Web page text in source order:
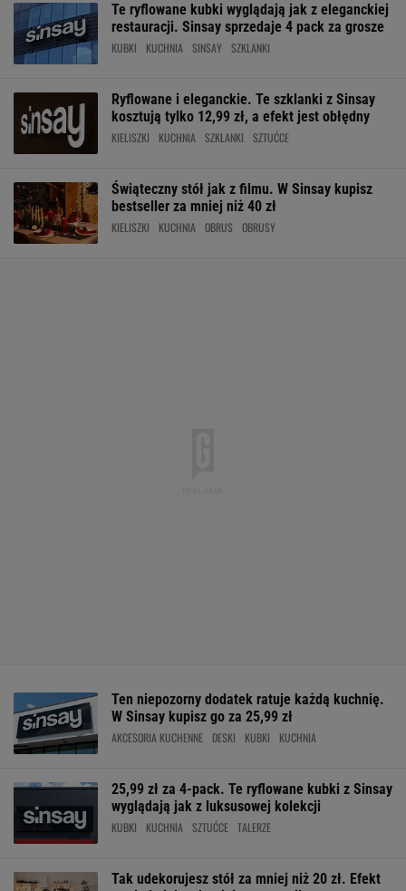
Te ryflowane kubki wyglądają jak z eleganckiej
restauracji. Sinsay sprzedaje 4 pack za grosze
KUBKI KUCHNIA SINSAY SZKLANKI
Ryflowane i eleganckie. Te szklanki z Sinsay
kosztują tylko 12,99 zł, a efekt jest obłędny
KIELISZKI KUCHNIA SZKLANKI SZTUĆCE
Świąteczny stół jak z filmu. W Sinsay kupisz
bestseller za mniej niż 40 zł
KIELISZKI KUCHNIA OBRUS OBRUSY
Ten niepozorny dodatek ratuje każdą kuchnię.
W Sinsay kupisz go za 25,99 zł
AKCESORIA KUCHENNE DESKI KUBKI KUCHNIA
25,99 zł za 4-pack. Te ryflowane kubki z Sinsay
wyglądają jak z luksusowej kolekcji
KUBKI KUCHNIA SZTUĆCE TALERZE
Tak udekorujesz stół za mniej niż 20 zł. Efekt